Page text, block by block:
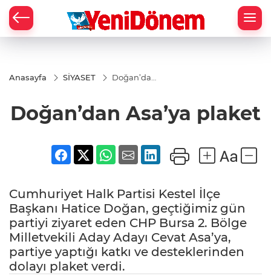
Anasayfa SİYASET
Doğan’dan
Doğan’dan Asa’ya plaket
Cumhuriyet Halk Partisi Kestel İlçe
Başkanı Hatice Doğan, geçtiğimiz gün
partiyi ziyaret eden CHP Bursa 2. Bölge
Milletvekili Aday Adayı Cevat Asa’ya,
partiye yaptığı katkı ve desteklerinden
dolayı plaket verdi.